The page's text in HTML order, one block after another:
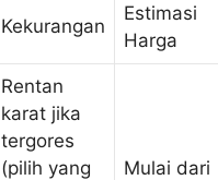
Kekurangan
Estimasi
Harga
Rentan
karat jika
tergores
(pilih yang
Mulai dari